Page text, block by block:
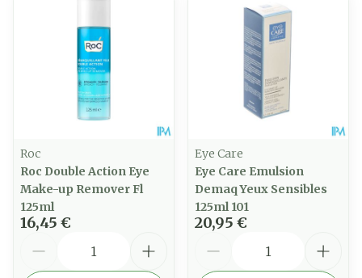
Roc
Roc Double Action Eye
Make-up Remover Fl
125ml
16,45 €
Eye Care
Eye Care Emulsion
Demaq Yeux Sensibles
125ml 101
20,95 €